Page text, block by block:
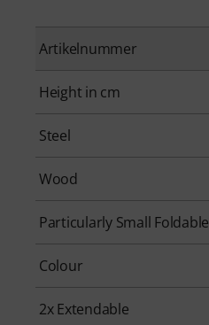
Artikelnummer
Height in cm
Steel
Wood
Particularly Small Foldable
Colour
2x Extendable